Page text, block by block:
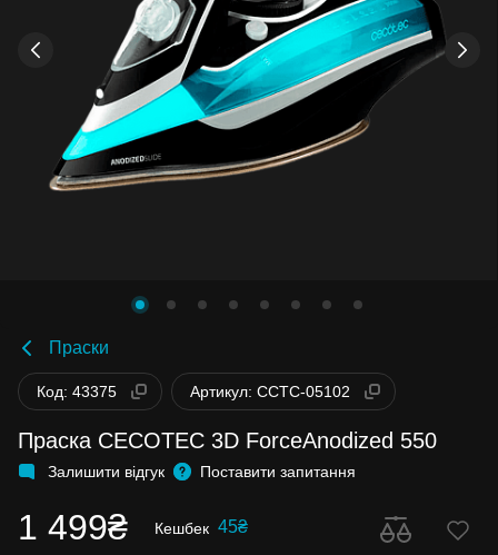
‹ ›
Праски
Код: 43375 Артикул: CCTC-05102
Праска CECOTEC 3D ForceAnodized 550
Залишити відгук Поставити запитання
1 499₴ Кешбек 45₴